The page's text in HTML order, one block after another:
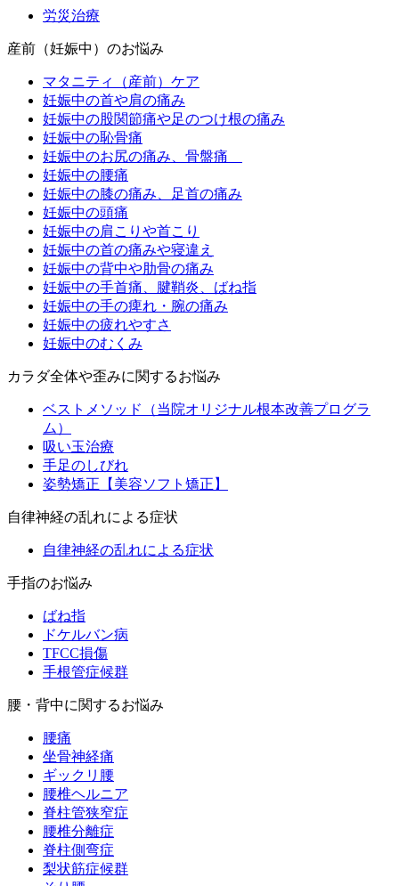
労災治療
産前（妊娠中）のお悩み
マタニティ（産前）ケア
妊娠中の首や肩の痛み
妊娠中の股関節痛や足のつけ根の痛み
妊娠中の恥骨痛
妊娠中のお尻の痛み、骨盤痛
妊娠中の腰痛
妊娠中の膝の痛み、足首の痛み
妊娠中の頭痛
妊娠中の肩こりや首こり
妊娠中の首の痛みや寝違え
妊娠中の背中や肋骨の痛み
妊娠中の手首痛、腱鞘炎、ばね指
妊娠中の手の痺れ・腕の痛み
妊娠中の疲れやすさ
妊娠中のむくみ
カラダ全体や歪みに関するお悩み
ベストメソッド（当院オリジナル根本改善プログラ
ム）
吸い玉治療
手足のしびれ
姿勢矯正【美容ソフト矯正】
自律神経の乱れによる症状
自律神経の乱れによる症状
手指のお悩み
ばね指
ドケルバン病
TFCC損傷
手根管症候群
腰・背中に関するお悩み
腰痛
坐骨神経痛
ギックリ腰
腰椎ヘルニア
脊柱管狭窄症
腰椎分離症
脊柱側弯症
梨状筋症候群